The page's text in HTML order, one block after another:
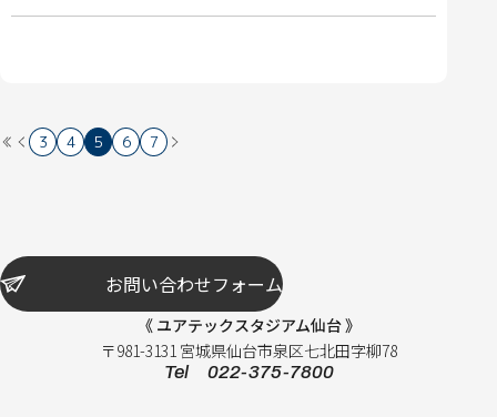
3 4 5 6 7
お問い合わせフォーム
《 ユアテックスタジアム仙台 》
〒981-3131 宮城県仙台市泉区七北田字柳78
Tel 022-375-7800